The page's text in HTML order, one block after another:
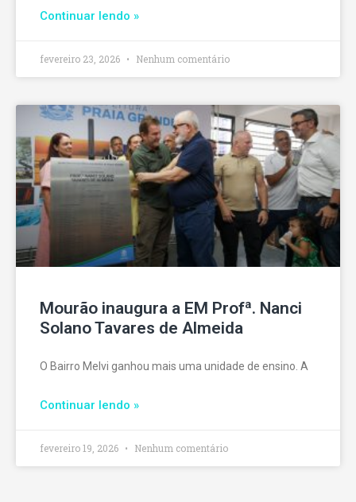
Continuar lendo »
fevereiro 23, 2026 Nenhum comentário
Mourão inaugura a EM Profª. Nanci
Solano Tavares de Almeida
O Bairro Melvi ganhou mais uma unidade de ensino. A
Continuar lendo »
fevereiro 19, 2026 Nenhum comentário